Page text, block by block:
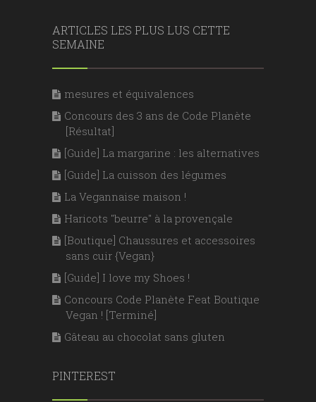
ARTICLES LES PLUS LUS CETTE
SEMAINE
mesures et équivalences
Concours des 3 ans de Code Planète
[Résultat]
[Guide] La margarine : les alternatives
[Guide] La cuisson des légumes
La Vegannaise maison !
Haricots "beurre" à la provençale
[Boutique] Chaussures et accessoires
sans cuir {Vegan}
[Guide] I love my Shoes !
Concours Code Planète Feat Boutique
Vegan ! [Terminé]
Gâteau au chocolat sans gluten
PINTEREST